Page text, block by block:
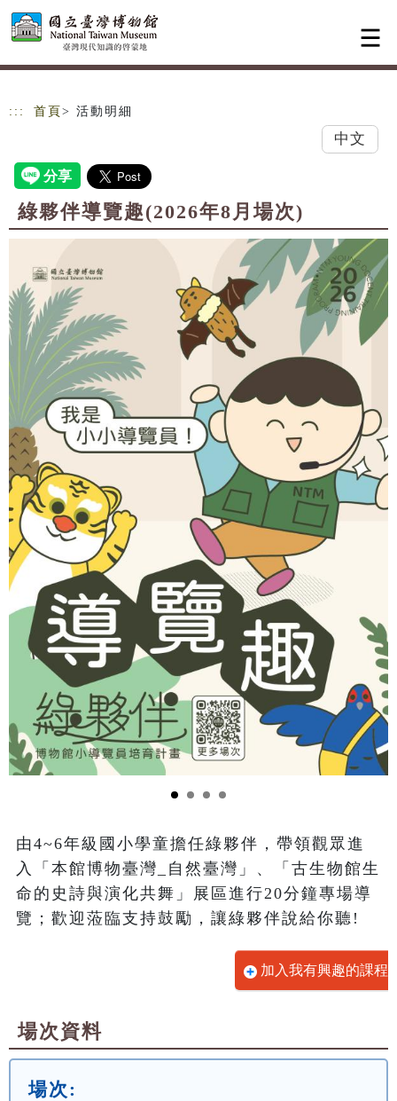
跳到主要內容
網站導覽
::: 首頁 > 活動明細
中文
綠夥伴導覽趣(2026年8月場次)
由4~6年級國小學童擔任綠夥伴，帶領觀眾進
入「本館博物臺灣_自然臺灣」、「古生物館生
命的史詩與演化共舞」展區進行20分鐘專場導
覽；歡迎蒞臨支持鼓勵，讓綠夥伴說給你聽!
加入我有興趣的課程
場次資料
場次: